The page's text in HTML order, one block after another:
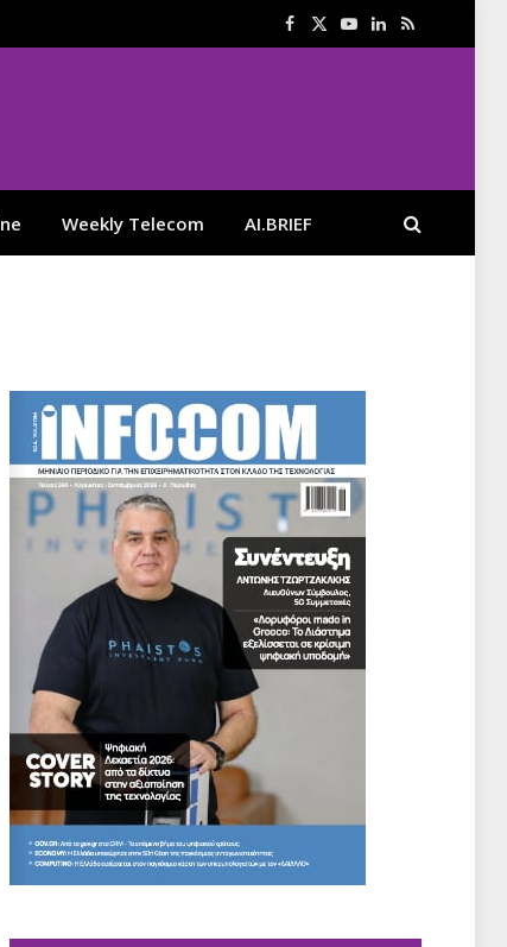
Facebook
X
YouTube
LinkedIn
RSS
Weekly Telecom AI.BRIEF